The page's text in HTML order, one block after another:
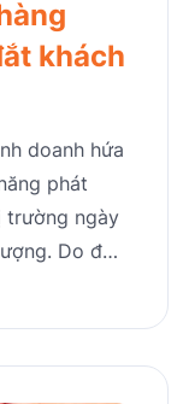
khách
doanh hứa
phát
trường ngày
Do đ…